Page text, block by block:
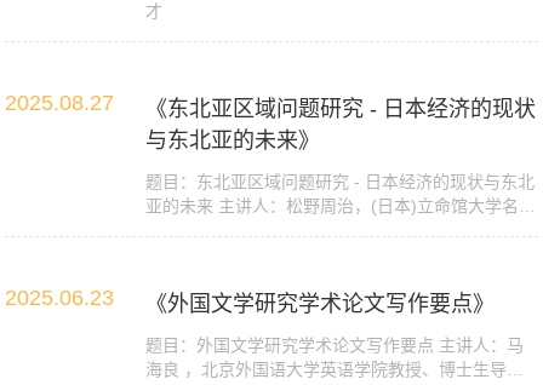
才
2025.08.27
《东北亚区域问题研究 - 日本经济的现状
与东北亚的未来》
题目：东北亚区域问题研究 - 日本经济的现状与东北
亚的未来 主讲人：松野周治，(日本)立命馆大学名誉
2025.06.23 《外国文学研究学术论文写作要点》
题目：外国文学研究学术论文写作要点 主讲人：马
海良 ，北京外国语大学英语学院教授、博士生导